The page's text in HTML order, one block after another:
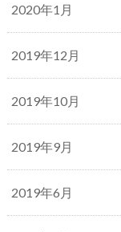
2020年1月
2019年12月
2019年10月
2019年9月
2019年6月